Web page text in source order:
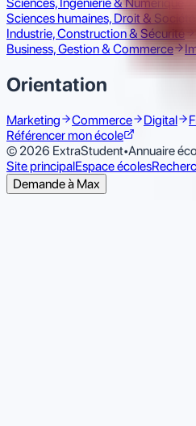
Sciences humaines, Droit & Société
Industrie, Construction & Sécurité
Business, Gestion & Commerce
Orientation
Marketing Commerce Digital
Référencer mon école
© 2026 ExtraStudent•Annuaire
Site principalEspace écoles
Demande à Max